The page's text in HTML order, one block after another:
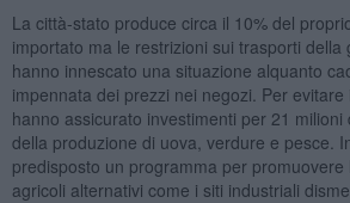
La città-stato produce circa il 10% del
importato ma le restrizioni sui trasporti della
hanno innescato una situazione alquanto
impennata dei prezzi nei negozi. Per
hanno assicurato investimenti per 21
della produzione di uova, verdure e pesce.
predisposto un programma per promuovere
agricoli alternativi come i siti industriali